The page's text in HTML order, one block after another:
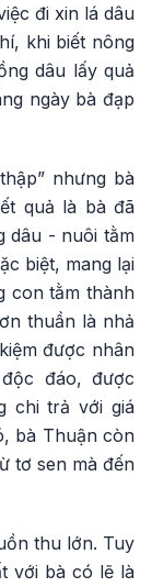
đi xin lá dâu
khi biết nông
dâu lấy quả
ngày bà đạp
nhưng bà
quả là bà đã
dâu - nuôi tằm
biệt, mang lại
con tằm thành
thuần là nhả
được nhân
đáo, được
chi trả với giá
bà Thuận còn
tơ sen mà đến
thu lớn. Tuy
với bà có lẽ là